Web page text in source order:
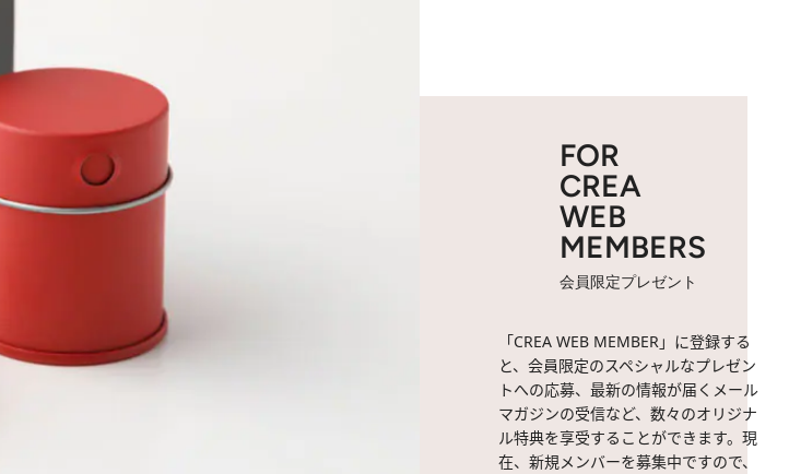
FOR
CREA
WEB
MEMBERS
会員限定プレゼント
「CREA WEB MEMBER」に登録する
と、会員限定のスペシャルなプレゼン
トへの応募、最新の情報が届くメール
マガジンの受信など、数々のオリジナ
ル特典を享受することができます。現
在、新規メンバーを募集中ですので、